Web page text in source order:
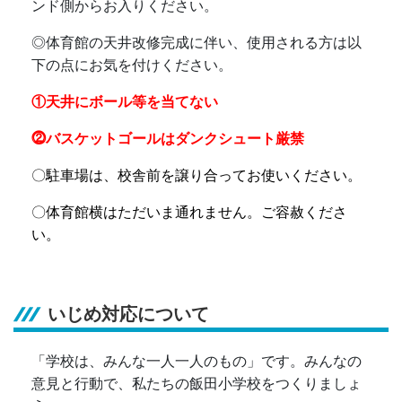
ンド側からお入りください。
◎体育館の天井改修完成に伴い、使用される方は以
下の点にお気を付けください。
①天井にボール等を当てない
⓶バスケットゴールはダンクシュート厳禁
〇駐車場は、校舎前を譲り合ってお使いください。
〇体育館横はただいま通れません。ご容赦くださ
い。
いじめ対応について
「学校は、みんな一人一人のもの」です。みんなの
意見と行動で、私たちの飯田小学校をつくりましょ